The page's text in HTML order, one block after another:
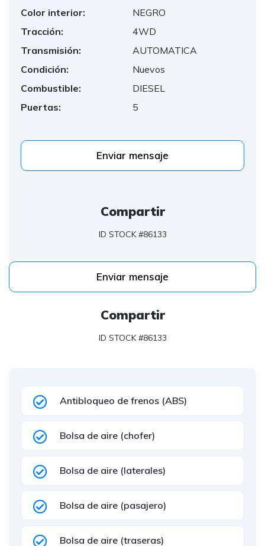
Color interior:
NEGRO
Tracción:
4WD
Transmisión:
AUTOMATICA
Condición:
Nuevos
Combustible:
DIESEL
Puertas:
5
Enviar mensaje
Compartir
ID STOCK #86133
Enviar mensaje
Compartir
ID STOCK #86133
Antibloqueo de frenos (ABS)
Bolsa de aire (chofer)
Bolsa de aire (laterales)
Bolsa de aire (pasajero)
Bolsa de aire (traseras)